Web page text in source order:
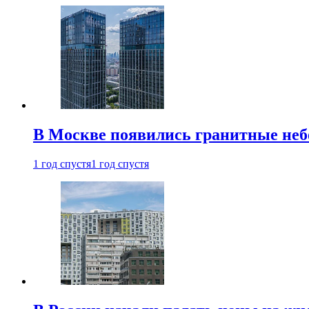
В Москве появились гранитные
1 год спустя1 год спустя